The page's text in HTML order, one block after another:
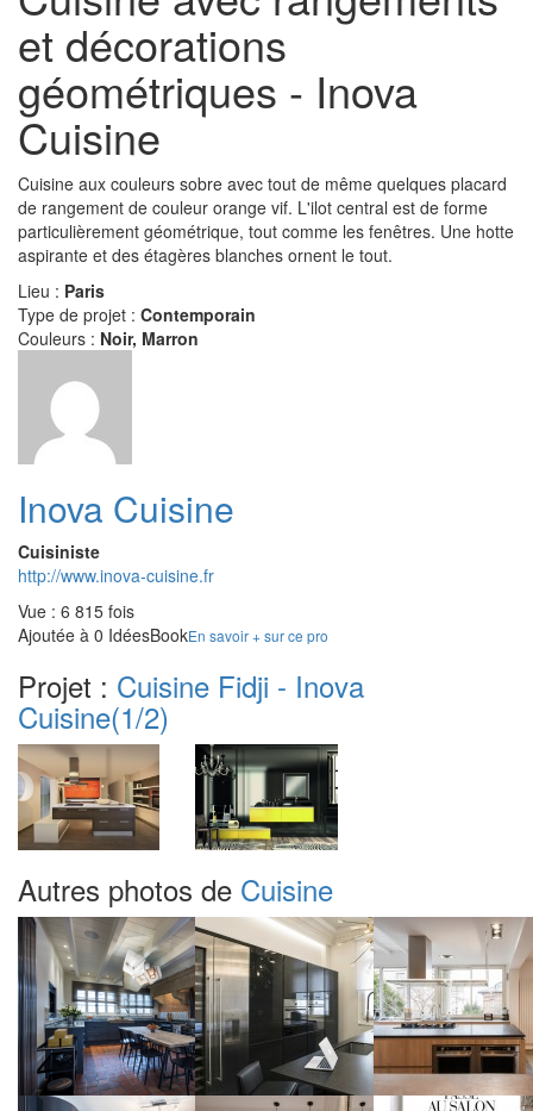
et décorations
géométriques - Inova
Cuisine
Cuisine aux couleurs sobre avec tout de même quelques placard
de rangement de couleur orange vif. L'ilot central est de forme
particulièrement géométrique, tout comme les fenêtres. Une hotte
aspirante et des étagères blanches ornent le tout.
Lieu : Paris
Type de projet : Contemporain
Couleurs : Noir, Marron
Inova Cuisine
Cuisiniste
http://www.inova-cuisine.fr
Vue : 6 815 fois
Ajoutée à 0 IdéesBookEn savoir + sur ce pro
Projet : Cuisine Fidji - Inova
Cuisine(1/2)
Autres photos de Cuisine